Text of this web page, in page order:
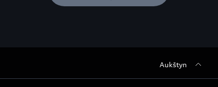
Aukštyn